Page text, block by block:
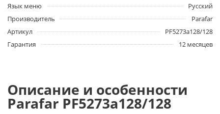
Язык меню
Русский
Производитель
Parafar
Артикул
PF5273a128/128
Гарантия
12 месяцев
Описание и особенности
Parafar PF5273a128/128